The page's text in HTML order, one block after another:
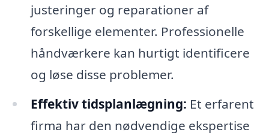
justeringer og reparationer af
forskellige elementer. Professionelle
håndværkere kan hurtigt identificere
og løse disse problemer.
Effektiv tidsplanlægning: Et erfarent
firma har den nødvendige ekspertise